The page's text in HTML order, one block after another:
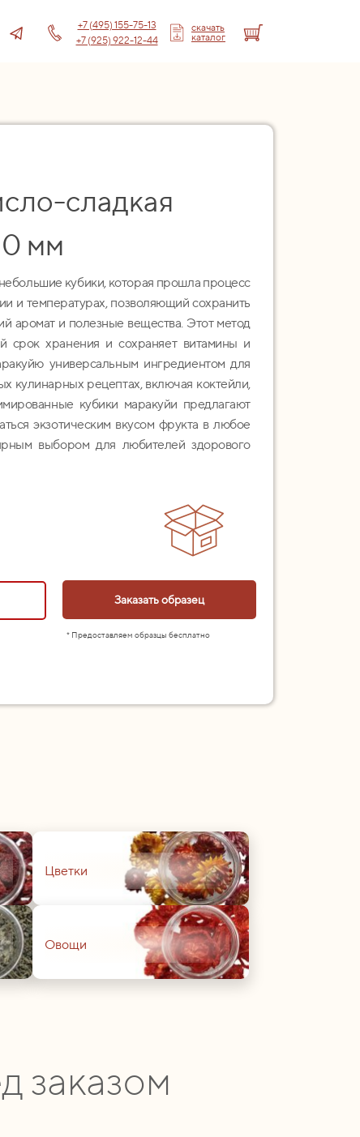
+7 (495) 155-75-13
+7 (925) 922-12-44
скачать
каталог
сладкая
мм
кубики, которая прошла процесс
и температурах, позволяющий сохранить
аромат и полезные вещества. Этот метод
срок хранения и сохраняет витамины и
универсальным ингредиентом для
кулинарных рецептах, включая коктейли,
кубики маракуйи предлагают
экзотическим вкусом фрукта в любое
выбором для любителей здорового
Заказать образец
* Предоставляем образцы бесплатно
Цветки
Овощи
заказом